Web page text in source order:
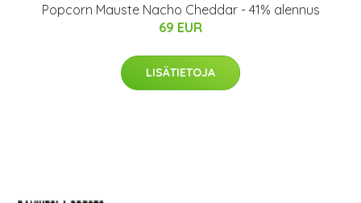
Popcorn Mauste Nacho Cheddar - 41% alennus
69 EUR
LISÄTIETOJA